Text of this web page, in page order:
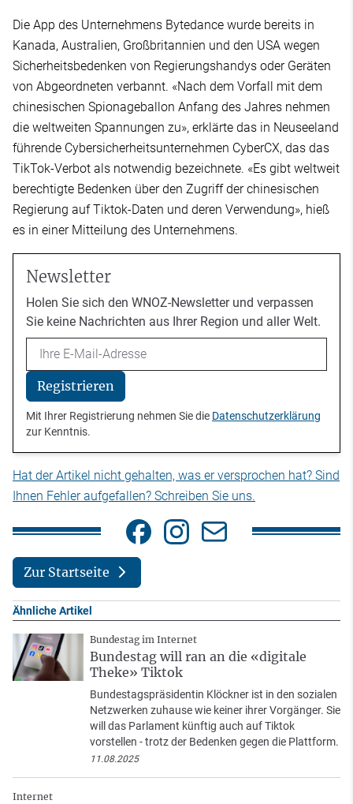
Die App des Unternehmens Bytedance wurde bereits in
Kanada, Australien, Großbritannien und den USA wegen
Sicherheitsbedenken von Regierungshandys oder Geräten
von Abgeordneten verbannt. «Nach dem Vorfall mit dem
chinesischen Spionageballon Anfang des Jahres nehmen
die weltweiten Spannungen zu», erklärte das in Neuseeland
führende Cybersicherheitsunternehmen CyberCX, das das
TikTok-Verbot als notwendig bezeichnete. «Es gibt weltweit
berechtigte Bedenken über den Zugriff der chinesischen
Regierung auf Tiktok-Daten und deren Verwendung», hieß
es in einer Mitteilung des Unternehmens.
Newsletter
Holen Sie sich den WNOZ-Newsletter und verpassen
Sie keine Nachrichten aus Ihrer Region und aller Welt.
Email
Registrieren
Mit Ihrer Registrierung nehmen Sie die Datenschutzerklärung
zur Kenntnis.
Hat der Artikel nicht gehalten, was er versprochen hat? Sind
Ihnen Fehler aufgefallen? Schreiben Sie uns.
Zur Startseite
Ähnliche Artikel
Bundestag im Internet
Bundestag will ran an die «digitale
Theke» Tiktok
Bundestagspräsidentin Klöckner ist in den sozialen
Netzwerken zuhause wie keiner ihrer Vorgänger. Sie
will das Parlament künftig auch auf Tiktok
vorstellen - trotz der Bedenken gegen die Plattform.
11.08.2025
Internet